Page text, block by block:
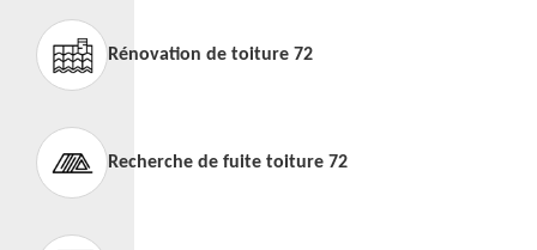
Rénovation de toiture 72
Recherche de fuite toiture 72